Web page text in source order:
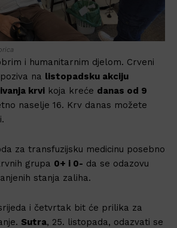
i humanitarnim djelom. Crveni
na listopadsku akciju
krvi koja kreće danas od 9
naselje 16. Krv danas možete
za transfuzijsku medicinu posebno
grupa 0+ i 0- da se odazovu
stanja zaliha.
i četvrtak bit će prilika za
Sutra, 25. listopada, odazvati se